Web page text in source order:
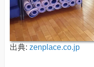
出典: zenplace.co.jp